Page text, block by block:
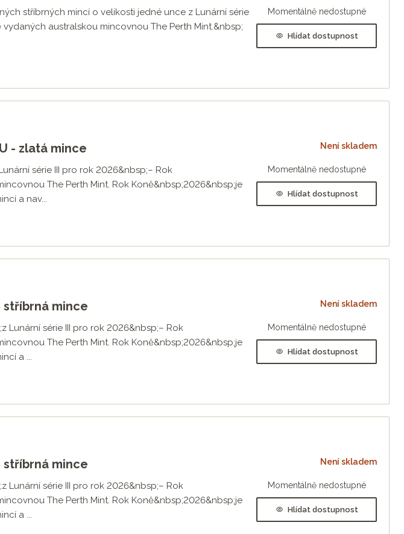
stříbrných mincí o velikosti jedné unce z Lunární série
australskou mincovnou The Perth Mint.&nbsp;
Momentálně nedostupné
Hlídat dostupnost
- zlatá mince
série III pro rok 2026&nbsp;– Rok
The Perth Mint. Rok Koně&nbsp;2026&nbsp;je
a nav...
Není skladem
Momentálně nedostupné
Hlídat dostupnost
stříbrná mince
Lunární série III pro rok 2026&nbsp;– Rok
The Perth Mint. Rok Koně&nbsp;2026&nbsp;je
a ...
Není skladem
Momentálně nedostupné
Hlídat dostupnost
stříbrná mince
Lunární série III pro rok 2026&nbsp;– Rok
The Perth Mint. Rok Koně&nbsp;2026&nbsp;je
a ...
Není skladem
Momentálně nedostupné
Hlídat dostupnost